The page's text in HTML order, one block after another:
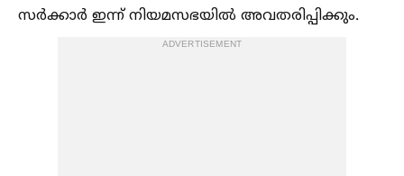
സർക്കാർ ഇന്ന് നിയമസഭയില്‍ അവതരിപ്പിക്കും.
ADVERTISEMENT